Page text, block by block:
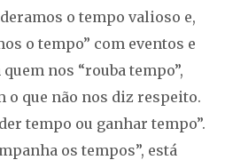
o tempo valioso e,
o tempo” com eventos e
nos “rouba tempo”,
o que não nos diz respeito.
tempo ou ganhar tempo”.
os tempos”, está